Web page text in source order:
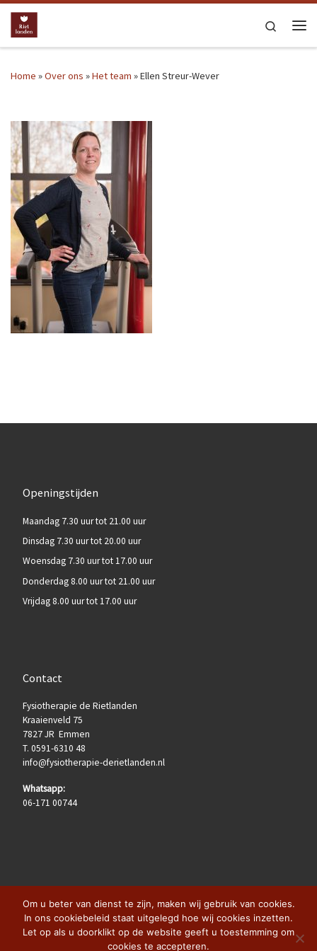
Ga naar inhoud
Search
Home »Over ons »Het team »Ellen Streur-Wever
Openingstijden
Maandag 7.30 uur tot 21.00 uur
Dinsdag 7.30 uur tot 20.00 uur
Woensdag 7.30 uur tot 17.00 uur
Donderdag 8.00 uur tot 21.00 uur
Vrijdag 8.00 uur tot 17.00 uur
Contact
Fysiotherapie de Rietlanden
Kraaienveld 75
7827 JR Emmen
T. 0591-6310 48
info@fysiotherapie-derietlanden.nl
Whatsapp:
06-171 00744
Fysiotherapie de Rietlanden– Alle rechten voorbehouden
Om u beter van dienst te zijn, maken wij gebruik van cookies.
In ons cookiebeleid staat uitgelegd hoe wij cookies inzetten.
Let op als u doorklikt op de website geeft u toestemming om
cookies te accepteren.